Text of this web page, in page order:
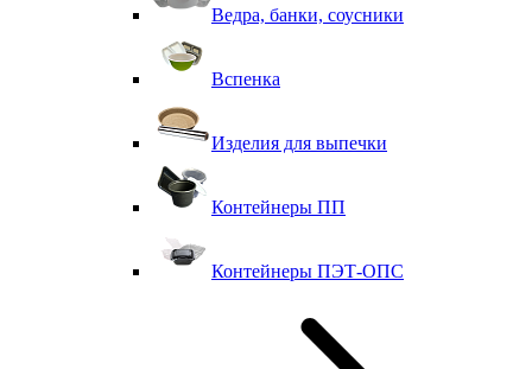
Ведра, банки, соусники
Вспенка
Изделия для выпечки
Контейнеры ПП
Контейнеры ПЭТ-ОПС